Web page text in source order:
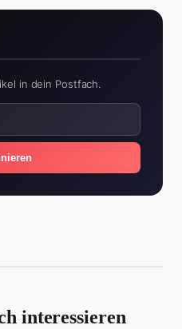
in dein Postfach.
interessieren